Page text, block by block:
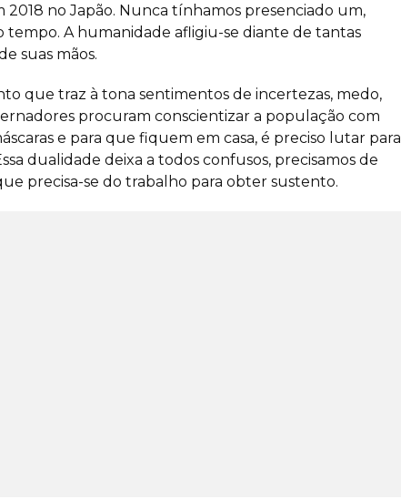
2018 no Japão. Nunca tínhamos presenciado um,
A humanidade afligiu-se diante de tantas
suas mãos.
que traz à tona sentimentos de incertezas, medo,
procuram conscientizar a população com
e para que fiquem em casa, é preciso lutar para
dualidade deixa a todos confusos, precisamos de
precisa-se do trabalho para obter sustento.